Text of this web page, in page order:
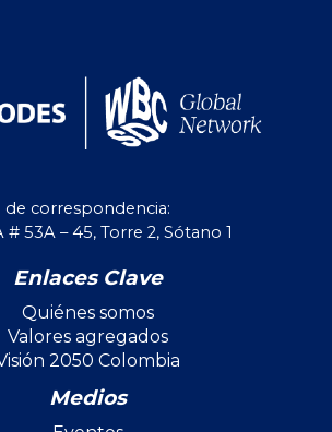
de correspondencia:
# 53A – 45, Torre 2, Sótano 1
Enlaces Clave
Quiénes somos
Valores agregados
2050 Colombia
Medios